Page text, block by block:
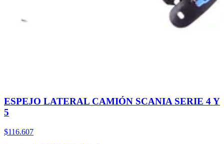
ESPEJO LATERAL CAMIÓN SCANIA SERIE 4 Y
5
$116.607